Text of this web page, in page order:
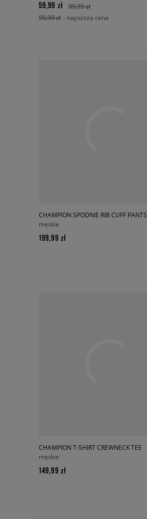
59,99 zł
99,99 zł
99,99 zł - najniższa cena
CHAMPION SPODNIE RIB CUFF PANTS
męskie
199,99 zł
CHAMPION T-SHIRT CREWNECK TEE
męskie
149,99 zł